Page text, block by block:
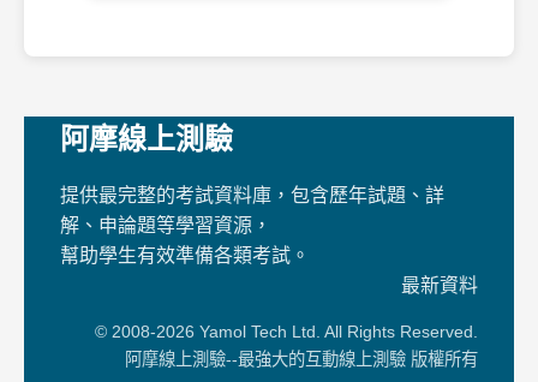
阿摩線上測驗
提供最完整的考試資料庫，包含歷年試題、詳
解、申論題等學習資源，
幫助學生有效準備各類考試。
最新資料
© 2008-2026 Yamol Tech Ltd. All Rights Reserved.
阿摩線上測驗--最強大的互動線上測驗 版權所有